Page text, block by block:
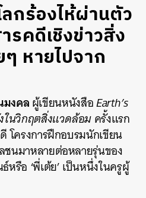
ลกร้องไห้ผ่านตัว
รคดีเชิงข่าวสิ่ง
หายไปจาก
งคลผู้เขียนหนังสือEarth’s
ในวิกฤตสิ่งแวดล้อมครั้งแรก
โครงการฝึกอบรมนักเขียน
นมาหลายต่อหลายรุ่นของ
รือ ‘พี่เต้ย’ เป็นหนึ่งในครูผู้